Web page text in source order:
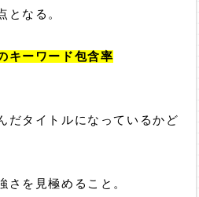
となる。
キーワード包含率
だタイトルになっているかど
さを見極めること。